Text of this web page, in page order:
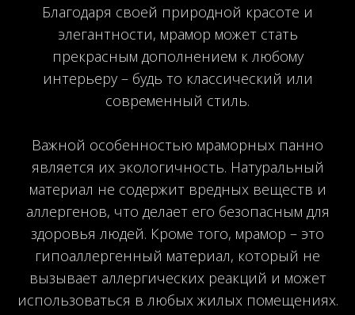
Благодаря своей природной красоте и
элегантности, мрамор может стать
прекрасным дополнением к любому
интерьеру – будь то классический или
современный стиль.
Важной особенностью мраморных панно
является их экологичность. Натуральный
материал не содержит вредных веществ и
аллергенов, что делает его безопасным для
здоровья людей. Кроме того, мрамор – это
гипоаллергенный материал, который не
вызывает аллергических реакций и может
использоваться в любых жилых помещениях.